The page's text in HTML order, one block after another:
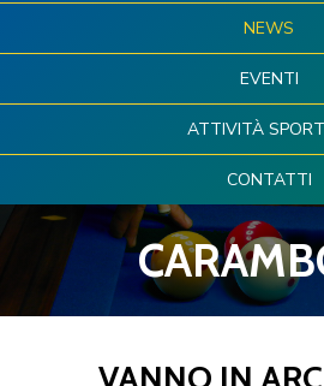
NEWS
EVENTI
ATTIVITÀ
CONTATTI